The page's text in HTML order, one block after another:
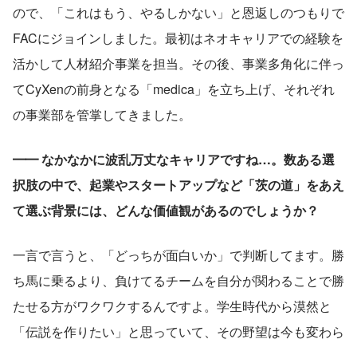
ので、「これはもう、やるしかない」と恩返しのつもりで
FACにジョインしました。最初はネオキャリアでの経験を
活かして人材紹介事業を担当。その後、事業多角化に伴っ
てCyXenの前身となる「medica」を立ち上げ、それぞれ
の事業部を管掌してきました。
━━ なかなかに波乱万丈なキャリアですね…。数ある選
択肢の中で、起業やスタートアップなど「茨の道」をあえ
て選ぶ背景には、どんな価値観があるのでしょうか？
一言で言うと、「どっちが面白いか」で判断してます。勝
ち馬に乗るより、負けてるチームを自分が関わることで勝
たせる方がワクワクするんですよ。学生時代から漠然と
「伝説を作りたい」と思っていて、その野望は今も変わら